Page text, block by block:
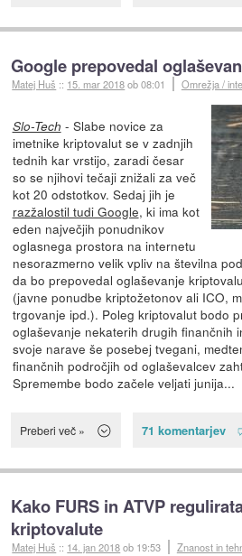
Google prepovedal
Matej Huš :: 15. mar 2018ob 08:01 Omrežja /
Slo-Tech - Slabe novice za
imetnike kriptovalut se v zadnjih
tednih kar vrstijo, zaradi česar
so se njihovi tečaji znižali za več
kot 20 odstotkov. Sedaj jih je
razžalostil tudi Google, ki ima kot
eden največjih ponudnikov
oglasnega prostora na internetu
nesorazmerno velik vpliv na številna
da bo prepovedal oglaševanje
(javne ponudbe kriptožetonov ali ICO,
trgovanje ipd.). Poleg kriptovalut bodo
oglaševanje nekaterih drugih finančnih
svoje narave še posebej tvegani,
finančnih področjih od oglaševalcev
Spremembe bodo začele veljati junija...
Preberi več » 71 komentarjev
Kako FURS in ATVP
kriptovalute
Matej Huš :: 14. jan 2018ob 19:53 Znanost in